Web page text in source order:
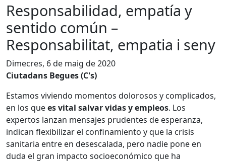
Responsabilidad, empatía y
sentido común –
Responsabilitat, empatia i seny
Dimecres, 6 de maig de 2020
Ciutadans Begues (C's)
Estamos viviendo momentos dolorosos y complicados,
en los quees vital salvar vidas y empleos. Los
expertos lanzan mensajes prudentes de esperanza,
indican flexibilizar el confinamiento y que la crisis
sanitaria entre en desescalada, pero nadie pone en
duda el gran impacto socioeconómico que ha